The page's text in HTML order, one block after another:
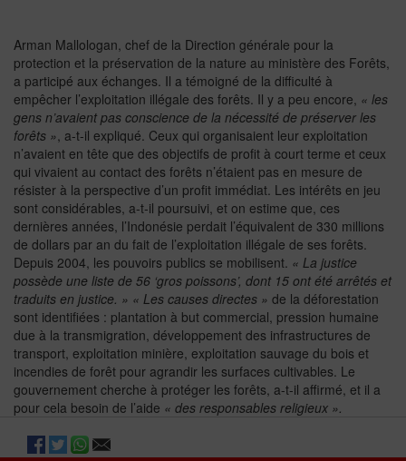
Arman Mallologan, chef de la Direction générale pour la
protection et la préservation de la nature au ministère des Forêts,
a participé aux échanges. Il a témoigné de la difficulté à
empêcher l’exploitation illégale des forêts. Il y a peu encore, « les
gens n’avaient pas conscience de la nécessité de préserver les
forêts », a-t-il expliqué. Ceux qui organisaient leur exploitation
n’avaient en tête que des objectifs de profit à court terme et ceux
qui vivaient au contact des forêts n’étaient pas en mesure de
résister à la perspective d’un profit immédiat. Les intérêts en jeu
sont considérables, a-t-il poursuivi, et on estime que, ces
dernières années, l’Indonésie perdait l’équivalent de 330 millions
de dollars par an du fait de l’exploitation illégale de ses forêts.
Depuis 2004, les pouvoirs publics se mobilisent. « La justice
possède une liste de 56 ‘gros poissons’, dont 15 ont été arrêtés et
traduits en justice. » « Les causes directes » de la déforestation
sont identifiées : plantation à but commercial, pression humaine
due à la transmigration, développement des infrastructures de
transport, exploitation minière, exploitation sauvage du bois et
incendies de forêt pour agrandir les surfaces cultivables. Le
gouvernement cherche à protéger les forêts, a-t-il affirmé, et il a
pour cela besoin de l’aide « des responsables religieux ».